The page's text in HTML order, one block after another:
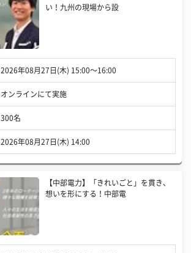
い！九州の現場から設
2026年08月27日(木) 15:00〜16:00
オンラインにて実施
300名
2026年08月27日(木) 14:00
【中部電力】「きれいごと」を貫き、
想いを形にする！中部電